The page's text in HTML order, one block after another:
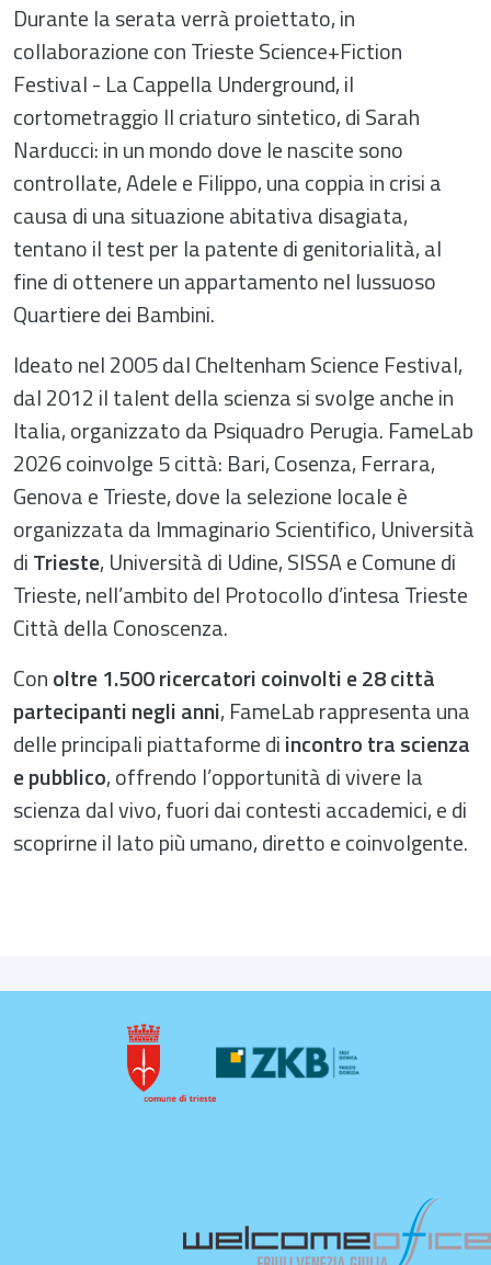
Durante la serata verrà proiettato, in
collaborazione con Trieste Science+Fiction
Festival - La Cappella Underground, il
cortometraggio Il criaturo sintetico, di Sarah
Narducci: in un mondo dove le nascite sono
controllate, Adele e Filippo, una coppia in crisi a
causa di una situazione abitativa disagiata,
tentano il test per la patente di genitorialità, al
fine di ottenere un appartamento nel lussuoso
Quartiere dei Bambini.
Ideato nel 2005 dal Cheltenham Science Festival,
dal 2012 il talent della scienza si svolge anche in
Italia, organizzato da Psiquadro Perugia. FameLab
2026 coinvolge 5 città: Bari, Cosenza, Ferrara,
Genova e Trieste, dove la selezione locale è
organizzata da Immaginario Scientifico, Università
diTrieste, Università di Udine, SISSA e Comune di
Trieste, nell’ambito del Protocollo d’intesa Trieste
Città della Conoscenza.
Conoltre 1.500 ricercatori coinvolti e 28 città
partecipanti negli anni, FameLab rappresenta una
delle principali piattaforme diincontro tra scienza
e pubblico, offrendo l’opportunità di vivere la
scienza dal vivo, fuori dai contesti accademici, e di
scoprirne il lato più umano, diretto e coinvolgente.